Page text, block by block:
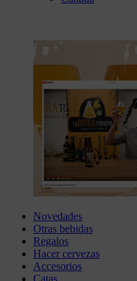
Novedades
Otras bebidas
Regalos
Hacer cervezas
Accesorios